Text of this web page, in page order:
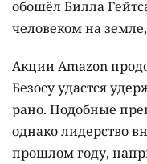
обошёл Билла
человеком на
Акции Amazon
Безосу удастся
рано. Подобные
однако лидерство
прошлом году,